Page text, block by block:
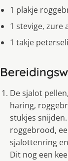
1 plakje
1 stevige, zure
1 takje
De sjalot
haring,
stukjes
roggebrood,
sjalottenring
Dit nog een